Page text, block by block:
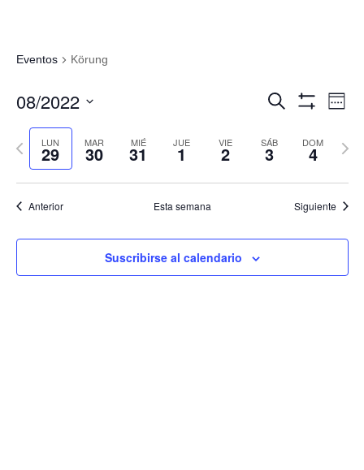
Eventos Körung
búsqueda
y
vistas
Buscar
de
de
08/2022
fecha.LUN
29 MAR
30 MIÉ
31 JUE
1 VIE
2 SÁB
3 DOM
4
Semana
anterior
Anterior Esta semana Siguiente
Suscribirse al calendario